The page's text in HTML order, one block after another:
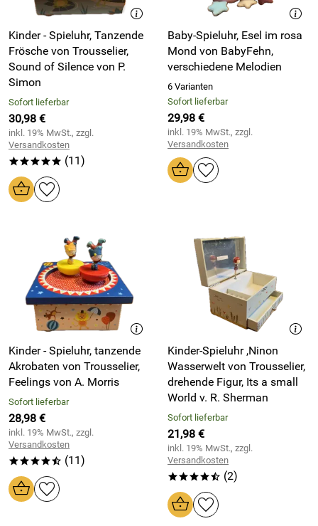
Kinder - Spieluhr, Tanzende
Frösche von Trousselier,
Sound of Silence von P.
Simon
Sofort lieferbar
30,98 €
inkl. 19% MwSt., zzgl.
Versandkosten
***** (11)
Baby-Spieluhr, Esel im rosa
Mond von BabyFehn,
verschiedene Melodien
6 Varianten
Sofort lieferbar
29,98 €
inkl. 19% MwSt., zzgl.
Versandkosten
Kinder - Spieluhr, tanzende
Akrobaten von Trousselier,
Feelings von A. Morris
Sofort lieferbar
28,98 €
inkl. 19% MwSt., zzgl.
Versandkosten
****/ (11)
Kinder-Spieluhr ,Ninon
Wasserwelt von Trousselier,
drehende Figur, Its a small
World v. R. Sherman
Sofort lieferbar
21,98 €
inkl. 19% MwSt., zzgl.
Versandkosten
****/ (2)